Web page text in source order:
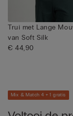
Trui met Lange
van Soft Silk
€ 44,90
Mix & Match 4 + 1 gratis